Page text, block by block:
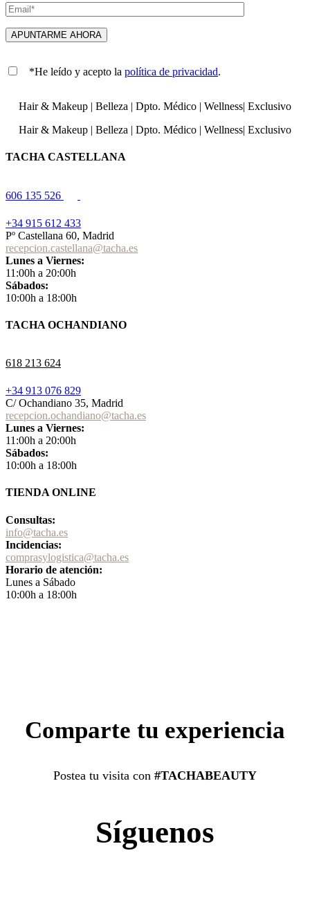
*He leído y acepto la política de privacidad.
Hair & Makeup | Belleza | Dpto. Médico | Wellness| Exclusivo
Hair & Makeup | Belleza | Dpto. Médico | Wellness| Exclusivo
TACHA CASTELLANA
606 135 526
+34 915 612 433
Pº Castellana 60, Madrid
recepcion.castellana@tacha.es
Lunes a Viernes:
11:00h a 20:00h
Sábados:
10:00h a 18:00h
TACHA OCHANDIANO
618 213 624
+34 913 076 829
C/ Ochandiano 35, Madrid
recepcion.ochandiano@tacha.es
Lunes a Viernes:
11:00h a 20:00h
Sábados:
10:00h a 18:00h
TIENDA ONLINE
Consultas:
info@tacha.es
Incidencias:
comprasylogistica@tacha.es
Horario de atención:
Lunes a Sábado
10:00h a 18:00h
Comparte tu experiencia
Postea tu visita con #TACHABEAUTY
Síguenos